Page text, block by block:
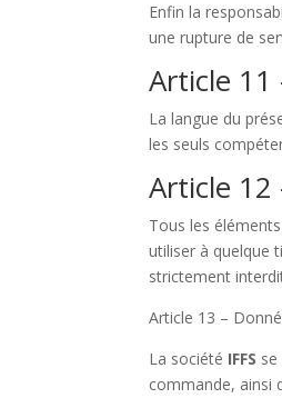
Enfin la
une rupture de
Article 11
La langue du
les seuls
Article
Tous les
utiliser à quelque
strictement
Article 13 –
La société IFFS
commande, ainsi